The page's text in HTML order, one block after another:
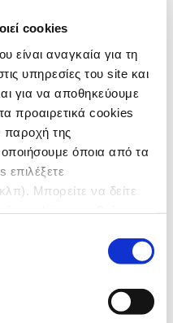
cookies
είναι αναγκαία για τη
υπηρεσίες του site και
για να αποθηκεύουμε
προαιρετικά cookies
της
όποια από τα
επιλέξετε
Μπορείτε να δείτε
«Ένας
τη διερεύνηση